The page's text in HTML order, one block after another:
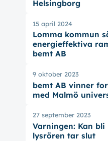
Helsingborg
15 april 2024
Lomma kommun
energieffektiva
bemt AB
9 oktober 2023
bemt AB vinner
med Malmö
27 september 2023
Varningen: Kan
lysrören tar slut